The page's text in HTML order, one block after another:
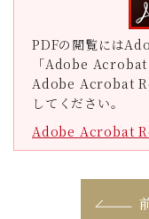
PDFの閲覧には
「Adobe Acrobat
Adobe Acrobat
してください。
Adobe Acrobat